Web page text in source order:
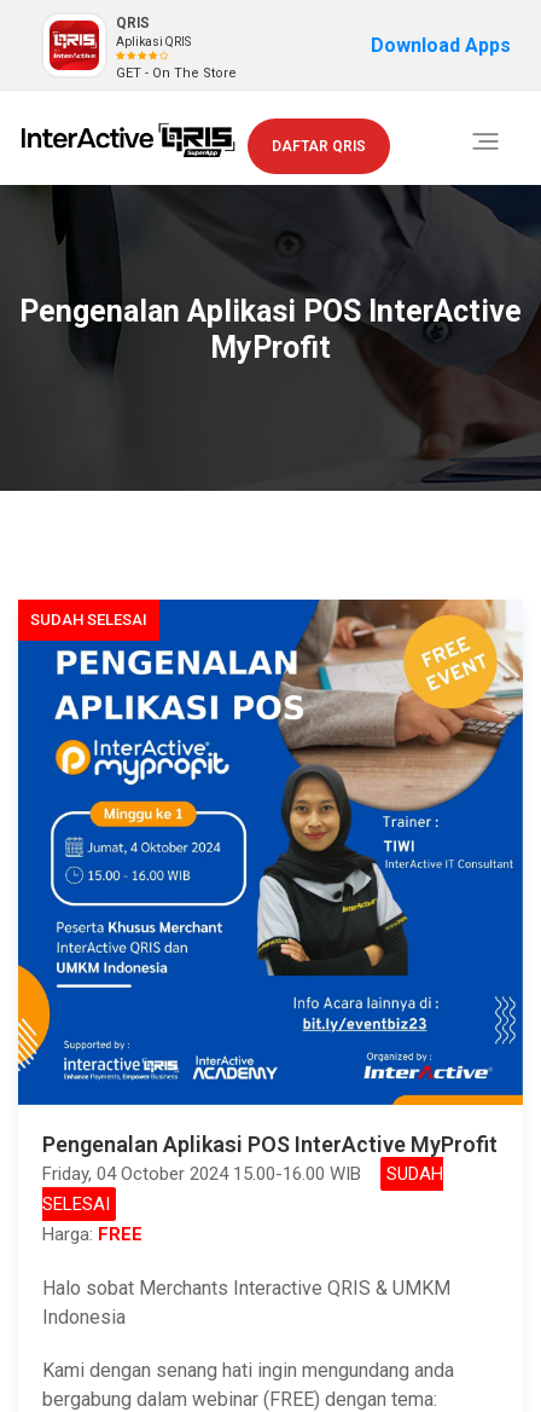
QRIS
Aplikasi QRIS
GET - On The Store
Download Apps
Toggle
DAFTAR QRIS
Pengenalan Aplikasi POS InterActive
MyProfit
SUDAH SELESAI
Pengenalan Aplikasi POS InterActive MyProfit
Friday, 04 October 2024 15.00-16.00 WIB
SUDAH
SELESAI
Harga: FREE
Halo sobat Merchants Interactive QRIS & UMKM
Indonesia
Kami dengan senang hati ingin mengundang anda
bergabung dalam webinar (FREE) dengan tema: